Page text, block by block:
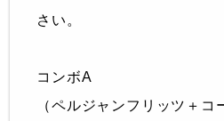
さい。
コンボA
（ペルジャンフリッツ＋コ